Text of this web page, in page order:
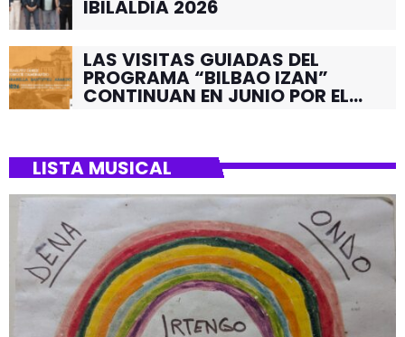
IBILALDIA 2026
LAS VISITAS GUIADAS DEL
PROGRAMA “BILBAO IZAN”
CONTINUAN EN JUNIO POR EL
LISTA MUSICAL